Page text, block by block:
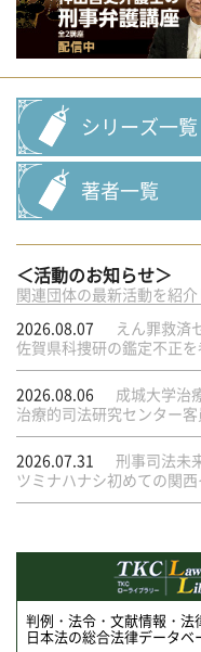
シリーズ一覧
著者一覧
＜活動のお知らせ＞
関連団体の最新活動を紹
2026.08.07
えん罪救済
佐賀県科捜研の鑑定不正を
2026.08.06 成城大学治
2026.07.31
刑事司法未
ツミナハナシ初めての関
判例・法令・文献情報・
日本法の総合法律データベ